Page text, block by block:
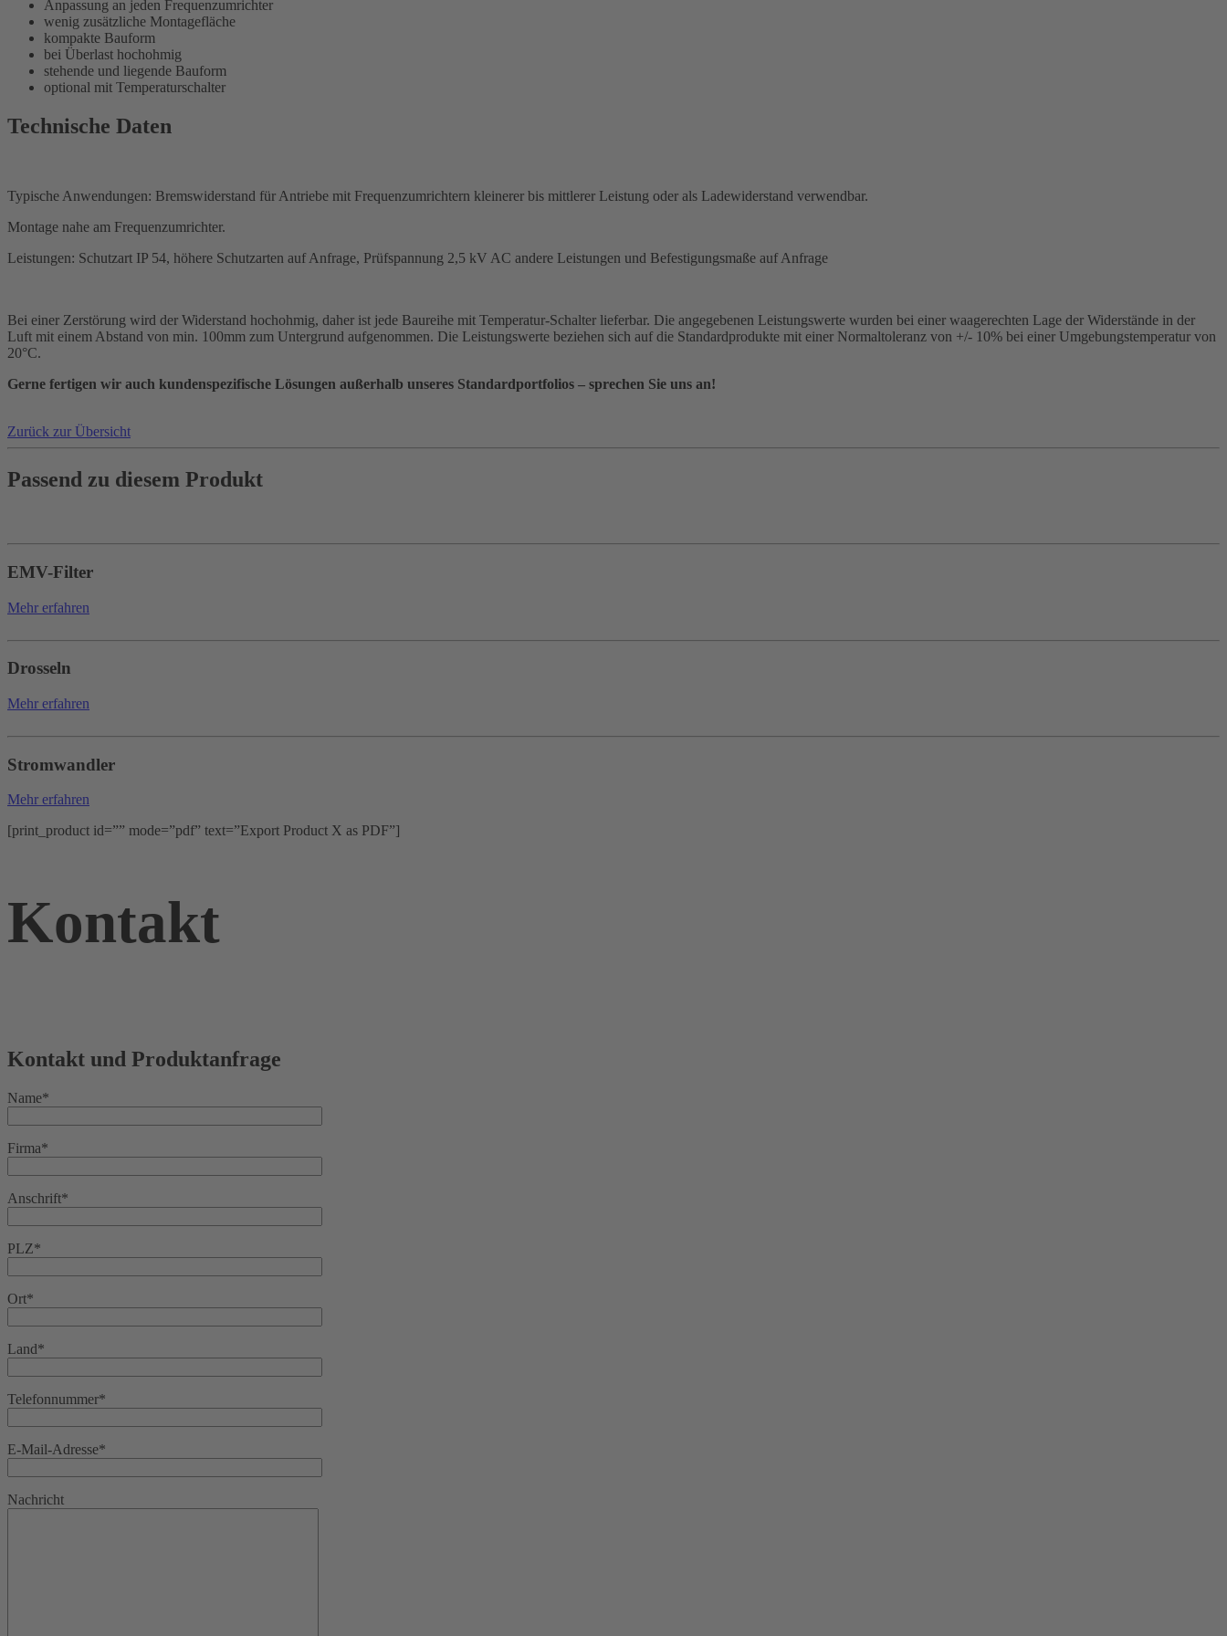
Anpassung an jeden Frequenzumrichter
wenig zusätzliche Montagefläche
kompakte Bauform
bei Überlast hochohmig
stehende und liegende Bauform
optional mit Temperaturschalter
Technische Daten
Typische Anwendungen: Bremswiderstand für Antriebe mit Frequenzumrichtern kleinerer bis mittlerer Leistung oder als Ladewiderstand verwendbar.
Montage nahe am Frequenzumrichter.
Leistungen: Schutzart IP 54, höhere Schutzarten auf Anfrage, Prüfspannung 2,5 kV AC andere Leistungen und Befestigungsmaße auf Anfrage
Bei einer Zerstörung wird der Widerstand hochohmig, daher ist jede Baureihe mit Temperatur-Schalter lieferbar. Die angegebenen Leistungswerte wurden bei einer waagerechten Lage der Widerstände in der
Luft mit einem Abstand von min. 100mm zum Untergrund aufgenommen. Die Leistungswerte beziehen sich auf die Standardprodukte mit einer Normaltoleranz von +/- 10% bei einer Umgebungstemperatur von
20°C.
Gerne fertigen wir auch kundenspezifische Lösungen außerhalb unseres Standardportfolios – sprechen Sie uns an!
Zurück zur Übersicht
Passend zu diesem Produkt
EMV-Filter
Mehr erfahren
Drosseln
Mehr erfahren
Stromwandler
Mehr erfahren
[print_product id=”” mode=”pdf” text=”Export Product X as PDF”]
Kontakt
Kontakt und Produktanfrage
Name*
Firma*
Anschrift*
PLZ*
Ort*
Land*
Telefonnummer*
E-Mail-Adresse*
Nachricht